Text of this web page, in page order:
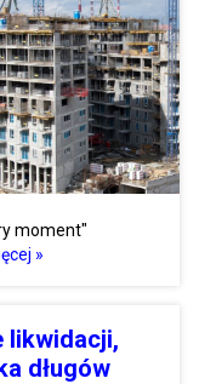
moment"
»
likwidacji,
długów